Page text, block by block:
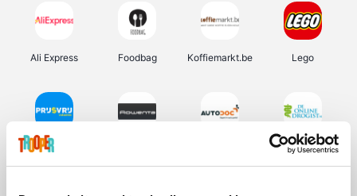
Ali Express Foodbag Koffiemarkt.be Lego
Prijsvrij De Online Drogist